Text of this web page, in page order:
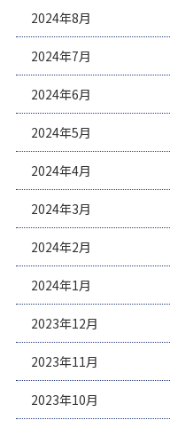
2024年8月
2024年7月
2024年6月
2024年5月
2024年4月
2024年3月
2024年2月
2024年1月
2023年12月
2023年11月
2023年10月